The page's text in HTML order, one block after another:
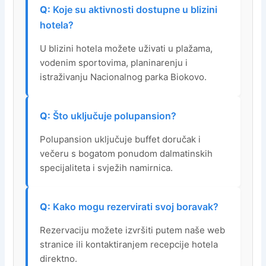
Koje su aktivnosti dostupne u blizini
hotela?
U blizini hotela možete uživati u plažama,
vodenim sportovima, planinarenju i
istraživanju Nacionalnog parka Biokovo.
Što uključuje polupansion?
Polupansion uključuje buffet doručak i
večeru s bogatom ponudom dalmatinskih
specijaliteta i svježih namirnica.
Kako mogu rezervirati svoj boravak?
Rezervaciju možete izvršiti putem naše web
stranice ili kontaktiranjem recepcije hotela
direktno.